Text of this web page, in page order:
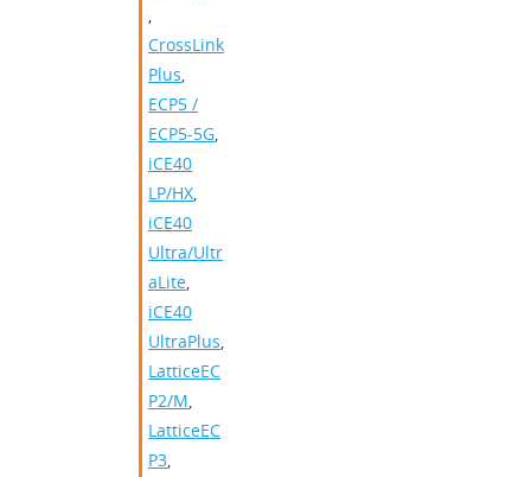
,
CrossLink
Plus,
ECP5 /
ECP5-5G,
iCE40
LP/HX,
iCE40
Ultra/Ultr
aLite,
iCE40
UltraPlus,
LatticeEC
P2/M,
LatticeEC
P3,